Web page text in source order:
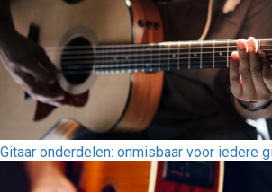
Gitaar onderdelen: onmisbaar voor iedere